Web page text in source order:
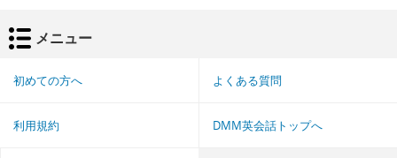
メニュー
初めての方へ よくある質問
利用規約 DMM英会話トップへ